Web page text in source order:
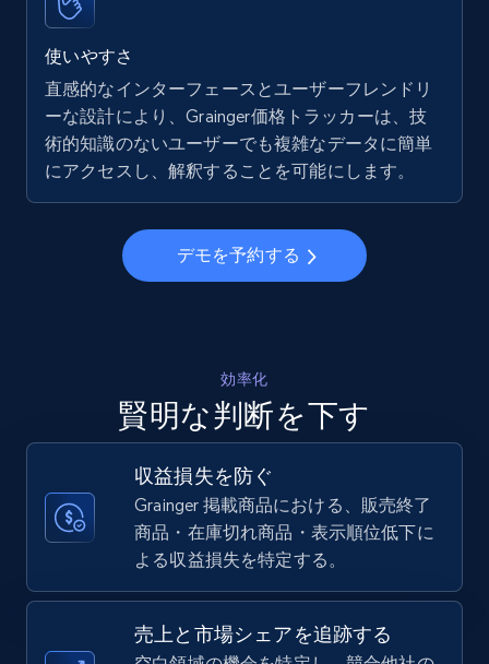
using specific category URL
URL, Final price, Sku, Currency, Gtin,
Specifications, Image urls, Top reviews, and
more.
5.6K+ 875+ 今すぐ始める
Walmart - products - Collects products by
specific keywords
5.6K+ 875+ 今すぐ始める
Walmart - products - Discover products by
using sku numbers
URL, Final price, Sku, Currency, Gtin,
Specifications, Image urls, Top reviews, and
more.
使いやすさ
直感的なインターフェースとユーザーフレンドリ
ーな設計により、Grainger価格トラッカーは、技
術的知識のないユーザーでも複雑なデータに簡単
にアクセスし、解釈することを可能にします。
デモを予約する
効率化
賢明な判断を下す
収益損失を防ぐ
Grainger 掲載商品における、販売終了
商品・在庫切れ商品・表示順位低下に
よる収益損失を特定する。
売上と市場シェアを追跡する